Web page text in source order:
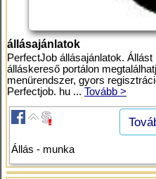
állásajánlatok
PerfectJob állásajánlatok.
álláskereső portálon
menürendszer, gyors
Perfectjob. hu ... Tovább >
Állás - munka